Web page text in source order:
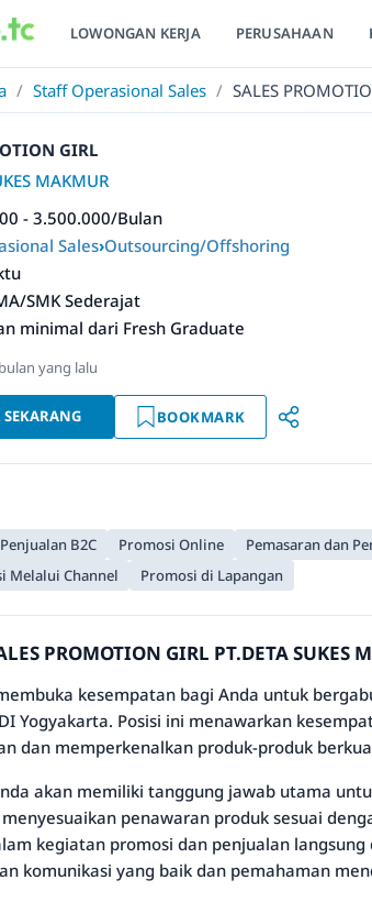
LOWONGAN KERJA PERUSAHAAN
/ Staff Operasional Sales / SALES
GIRL
MAKMUR
- 3.500.000/Bulan
Sales›Outsourcing/Offshoring
SMK Sederajat
minimal dari Fresh Graduate
yang lalu
BOOKMARK
Penjualan B2C Promosi Online
Pemasaran dan
Melalui Channel Promosi di Lapangan
PROMOTION GIRL PT.DETA SUKES
membuka kesempatan bagi Anda untuk
Yogyakarta. Posisi ini menawarkan
dan memperkenalkan produk-produk
akan memiliki tanggung jawab utama
penawaran produk sesuai
kegiatan promosi dan penjualan langsung
komunikasi yang baik dan pemahaman